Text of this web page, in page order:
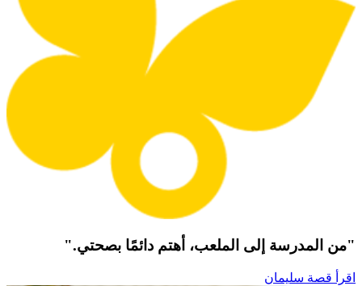
"من المدرسة إلى الملعب، أهتم دائمًا بصحتي."
اقرأ قصة سليمان